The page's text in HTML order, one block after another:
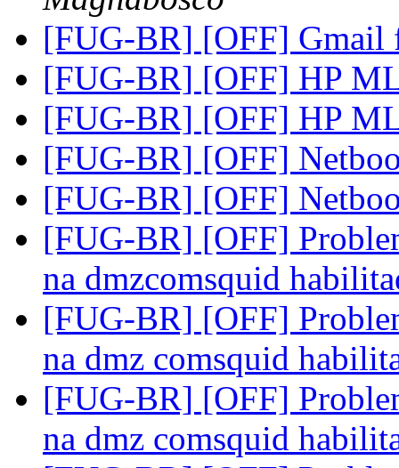
[FUG-BR] [OFF] Gmail
[FUG-BR] [OFF] HP
[FUG-BR] [OFF] HP
[FUG-BR] [OFF]
[FUG-BR] [OFF]
[FUG-BR] [OFF]
na dmzcomsquid
[FUG-BR] [OFF]
na dmz comsquid
[FUG-BR] [OFF]
na dmz comsquid